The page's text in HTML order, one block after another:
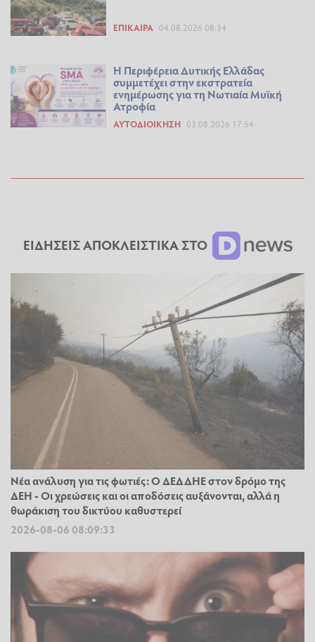
ΕΠΊΚΑΙΡΑ 04.08.2026 08:34
Η Περιφέρεια Δυτικής Ελλάδας
συμμετέχει στην εκστρατεία
ενημέρωσης για τη Νωτιαία Μυϊκή
Ατροφία
ΑΥΤΟΔΙΟΊΚΗΣΗ 03.08.2026 17:54
ΕΙΔΗΣΕΙΣ ΑΠΟΚΛΕΙΣΤΙΚΑ ΣΤΟ
Νέα ανάλυση για τις φωτιές: Ο ΔΕΔΔΗΕ στον δρόμο της
ΔΕΗ - Οι χρεώσεις και οι αποδόσεις αυξάνονται, αλλά η
θωράκιση του δικτύου καθυστερεί
2026-08-06 08:09:33